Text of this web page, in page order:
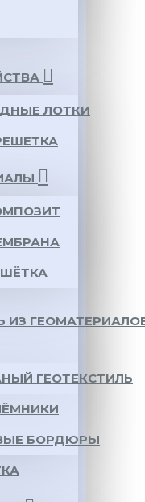
ЛОТКИ
ИЗ
ГЕОТЕКСТИЛЬ
БОРДЮРЫ